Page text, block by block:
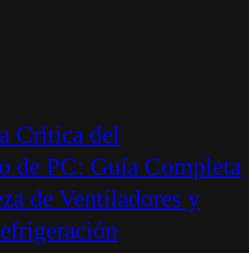
Crítica del
de PC: Guía Completa
de Ventiladores y